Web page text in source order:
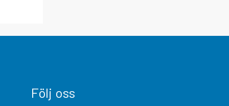
Följ oss